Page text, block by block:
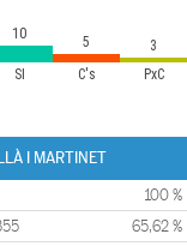
SI C's PxC
10 5 3
I MARTINET
100 %
65,62 %